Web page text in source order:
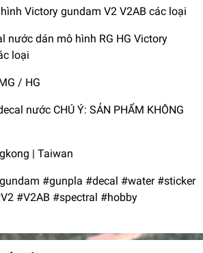
Victory gundam V2 V2AB các loại
nước dán mô hình RG HG Victory
loại
/ HG
nước CHÚ Ý: SẢN PHẨM KHÔNG
| Taiwan
#gunpla #decal #water #sticker
#V2AB #spectral #hobby